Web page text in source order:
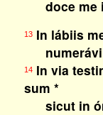
doce me
13In lábiis
numerávi
14In via
sum *
sicut in